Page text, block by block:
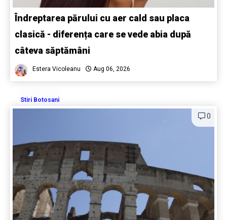
Îndreptarea părului cu aer cald sau placa
clasică - diferența care se vede abia după
câteva săptămâni
Estera Vicoleanu Aug 06, 2026
Stiri Botosani
0